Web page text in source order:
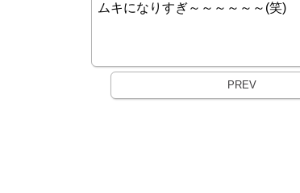
ムキになりすぎ～～～～～～(笑)
PREV